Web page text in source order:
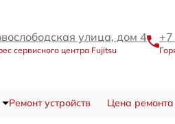
улица, дом 4
сервисного центра Fujitsu
Ремонт устройств Цена ремонта